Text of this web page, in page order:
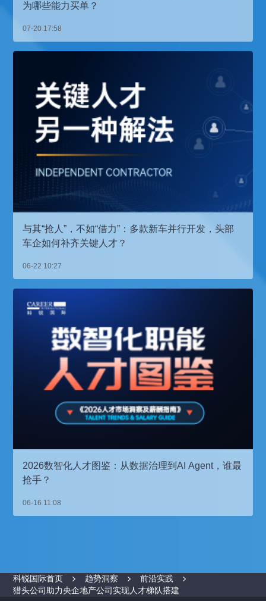
为哪些能力买单？
07-20 17:58
与其“抢人”，不如“借力”：多款新车并行开发，头部
车企如何补齐关键人才？
06-22 10:27
2026数智化人才图鉴：从数据治理到AI Agent，谁最
抢手？
06-16 11:08
科锐国际首页 趋势洞察
前沿实践
猎头公司助力央企地产公司实现人才梯队搭建